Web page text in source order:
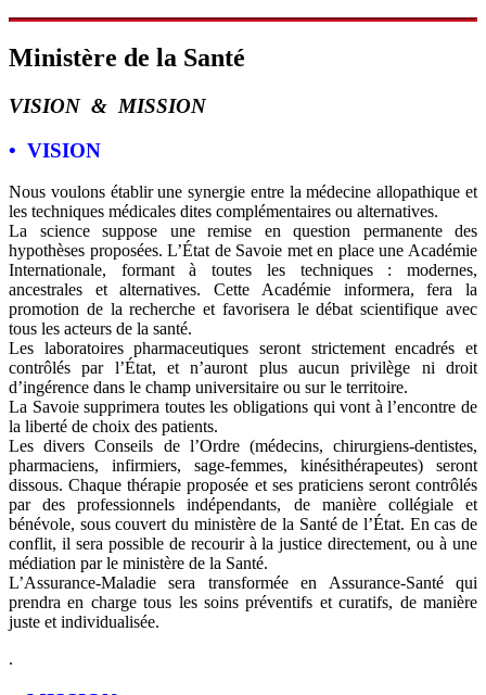
Ministère de la Santé
VISION & MISSION
• VISION
Nous voulons établir une synergie entre la médecine allopathique et
les techniques médicales dites complémentaires ou alternatives.
La science suppose une remise en question permanente des
hypothèses proposées. L’État de Savoie met en place une Académie
Internationale, formant à toutes les techniques : modernes,
ancestrales et alternatives. Cette Académie informera, fera la
promotion de la recherche et favorisera le débat scientifique avec
tous les acteurs de la santé.
Les laboratoires pharmaceutiques seront strictement encadrés et
contrôlés par l’État, et n’auront plus aucun privilège ni droit
d’ingérence dans le champ universitaire ou sur le territoire.
La Savoie supprimera toutes les obligations qui vont à l’encontre de
la liberté de choix des patients.
Les divers Conseils de l’Ordre (médecins, chirurgiens-dentistes,
pharmaciens, infirmiers, sage-femmes, kinésithérapeutes) seront
dissous. Chaque thérapie proposée et ses praticiens seront contrôlés
par des professionnels indépendants, de manière collégiale et
bénévole, sous couvert du ministère de la Santé de l’État. En cas de
conflit, il sera possible de recourir à la justice directement, ou à une
médiation par le ministère de la Santé.
L’Assurance-Maladie sera transformée en Assurance-Santé qui
prendra en charge tous les soins préventifs et curatifs, de manière
juste et individualisée.
.